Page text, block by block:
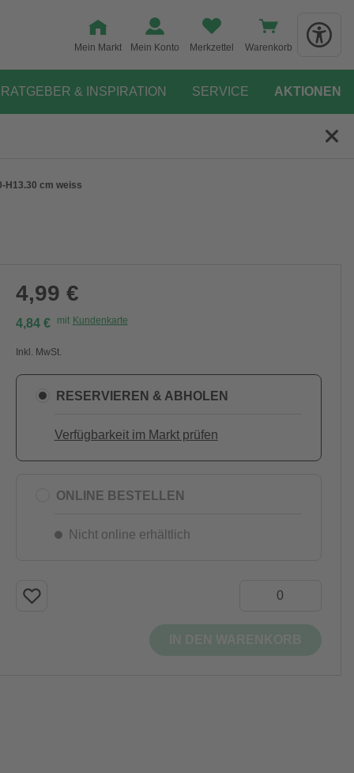
Mein Markt Mein Konto Merkzettel Warenkorb
RATGEBER & INSPIRATION SERVICE AKTIONEN
H13.30 cm weiss
4,99 €
4,84 € mit Kundenkarte
Inkl. MwSt.
RESERVIEREN & ABHOLEN
Verfügbarkeit im Markt prüfen
ONLINE BESTELLEN
Nicht online erhältlich